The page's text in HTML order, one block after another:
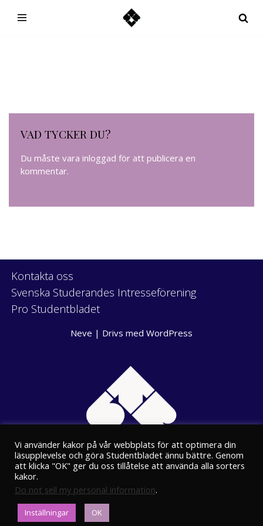
VAD TYCKER DU?
Du måste vara inloggad för att publicera en
kommentar.
Kontakta oss
Svenska Studerandes Intresseförening
Pro Studentbladet
Neve | Drivs med WordPress
Eriksgatan 8
00100 Helsingfors
Vi använder kakor på vår webbplats för att optimera din
läsupplevelse och göra Studentbladet ännu bättre. Genom
att klicka "OK" ger du oss tillåtelse att använda alla sorters
kakor.
Do not sell my personal information.
Inställningar OK